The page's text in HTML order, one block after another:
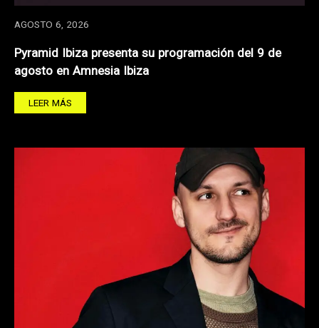
AGOSTO 6, 2026
Pyramid Ibiza presenta su programación del 9 de
agosto en Amnesia Ibiza
LEER MÁS